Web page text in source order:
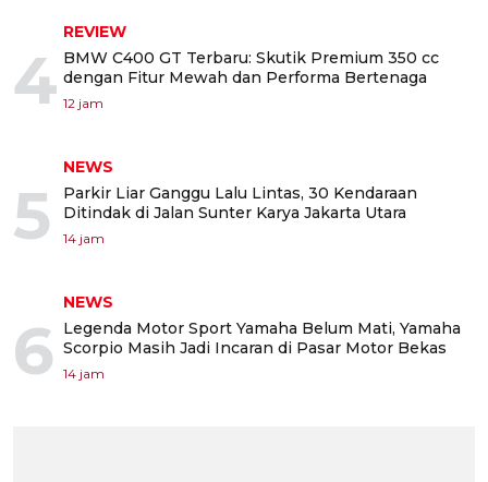
4
REVIEW
BMW C400 GT Terbaru: Skutik Premium 350 cc
dengan Fitur Mewah dan Performa Bertenaga
12 jam
5
NEWS
Parkir Liar Ganggu Lalu Lintas, 30 Kendaraan
Ditindak di Jalan Sunter Karya Jakarta Utara
14 jam
6
NEWS
Legenda Motor Sport Yamaha Belum Mati, Yamaha
Scorpio Masih Jadi Incaran di Pasar Motor Bekas
14 jam